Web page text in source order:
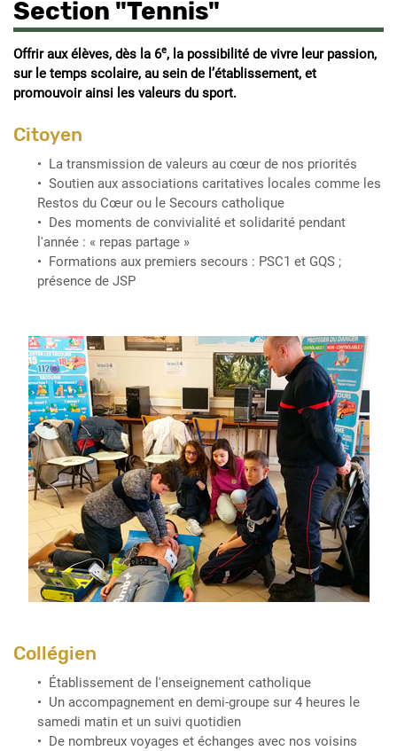
Section "Tennis"
Offrir aux élèves, dès la 6e, la possibilité de vivre leur passion,
sur le temps scolaire, au sein de l’établissement, et
promouvoir ainsi les valeurs du sport.
Citoyen
La transmission de valeurs au cœur de nos priorités
Soutien aux associations caritatives locales comme les
Restos du Cœur ou le Secours catholique
Des moments de convivialité et solidarité pendant
l'année : « repas partage »
Formations aux premiers secours : PSC1 et GQS ;
présence de JSP
Collégien
Établissement de l'enseignement catholique
Un accompagnement en demi-groupe sur 4 heures le
samedi matin et un suivi quotidien
De nombreux voyages et échanges avec nos voisins